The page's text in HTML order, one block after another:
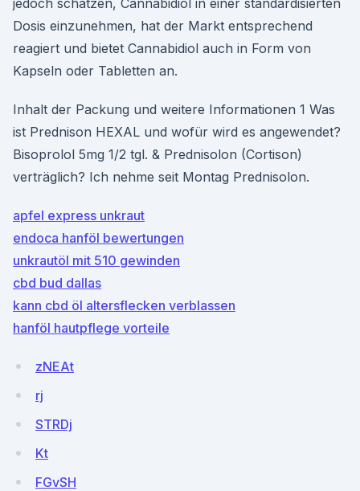
jedoch schätzen, Cannabidiol in einer standardisierten
Dosis einzunehmen, hat der Markt entsprechend
reagiert und bietet Cannabidiol auch in Form von
Kapseln oder Tabletten an.
Inhalt der Packung und weitere Informationen 1 Was
ist Prednison HEXAL und wofür wird es angewendet?
Bisoprolol 5mg 1/2 tgl. & Prednisolon (Cortison)
verträglich? Ich nehme seit Montag Prednisolon.
apfel express unkraut
endoca hanföl bewertungen
unkrautöl mit 510 gewinden
cbd bud dallas
kann cbd öl altersflecken verblassen
hanföl hautpflege vorteile
zNEAt
rj
STRDj
Kt
FGvSH